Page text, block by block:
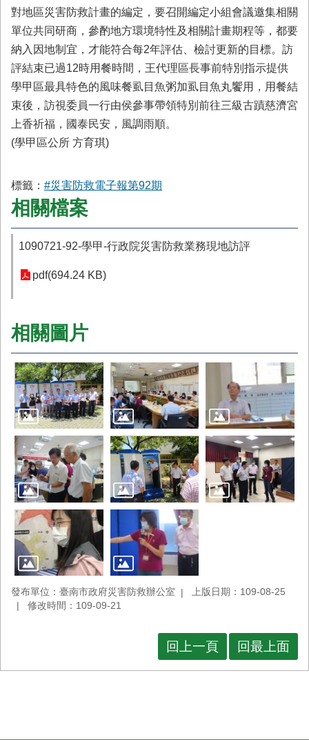
對地區災害防救計畫的編定，要召開編定小組會議邀集相關
單位共同研商，參酌地方環境特性及相關計畫期程等，都要
納入因地制宜，才能符合每2年評估、檢討更新的目標。訪
評結束已過12時用餐時間，王代理區長事前特別指示提供
學甲區最具特色的風味餐虱目魚粥加虱目魚丸饗用，用餐結
束後，訪視委員一行由侯參事帶領特別前往三級古蹟慈濟宮
上香祈福，國泰民安，風調雨順。
(學甲區公所 方育琪)
標籤： #災害防救電子報第92期
相關檔案
1090721-92-學甲-行政院災害防救業務現地訪評
pdf(694.24 KB)
相關圖片
發布單位：臺南市政府災害防救辦公室
上版日期：109-08-25
修改時間：109-09-21
回上一頁 回最上面